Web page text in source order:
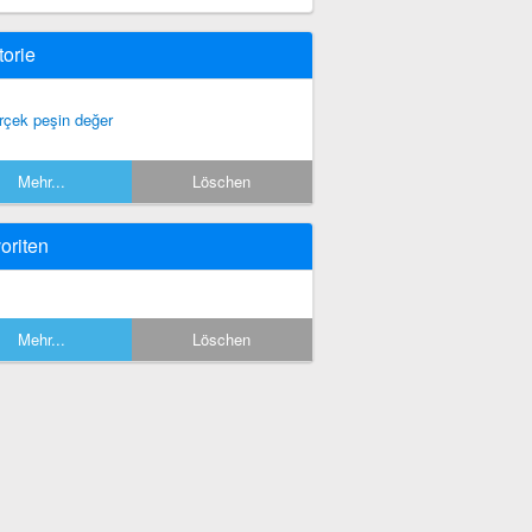
peşin değer
Mehr... Löschen
Mehr... Löschen